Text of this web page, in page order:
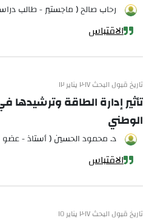
رحاب صالح ( ماجستير - طالب
الاقتباس
تاريخ قبول البحث ٢٠١٧ يناير ١٢
تأثير إدارة الطاقة وترشيدها
الوطني
د. محمود الحسين ( أستاذ - عضو
الاقتباس
تاريخ قبول البحث ٢٠١٧ يناير ١٥